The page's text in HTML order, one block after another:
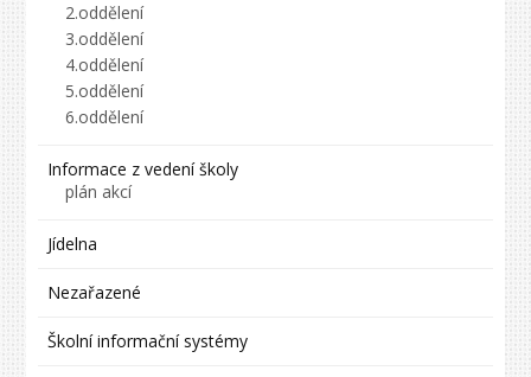
2.oddělení
3.oddělení
4.oddělení
5.oddělení
6.oddělení
Informace z vedení školy
plán akcí
Jídelna
Nezařazené
Školní informační systémy